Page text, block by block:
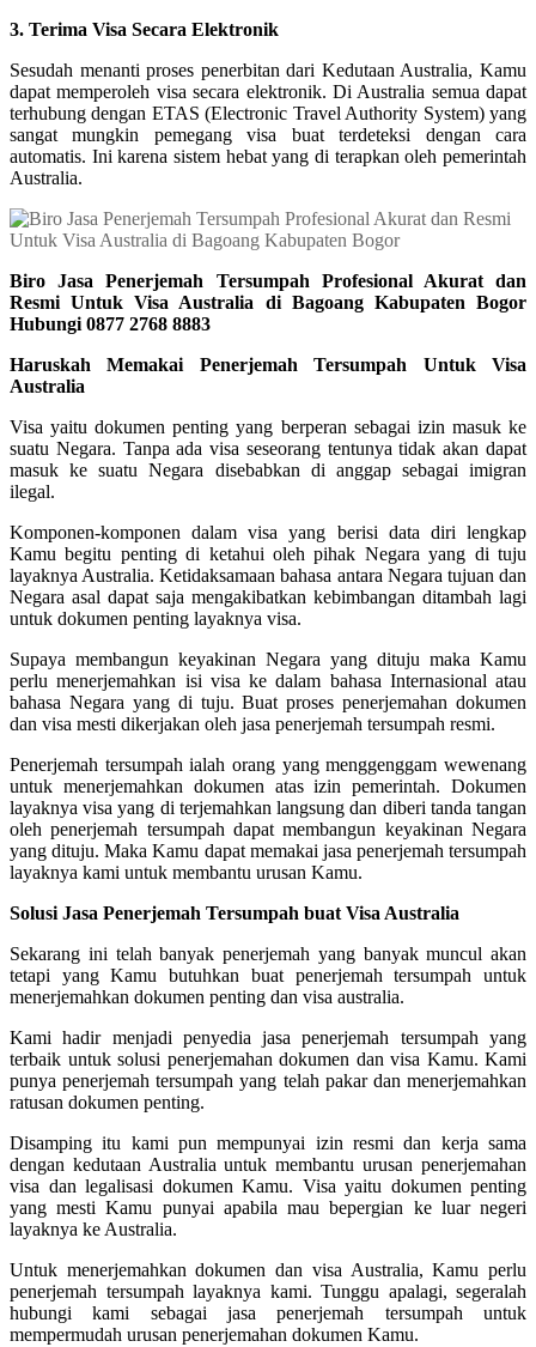
3. Terima Visa Secara Elektronik
Sesudah menanti proses penerbitan dari Kedutaan Australia, Kamu
dapat memperoleh visa secara elektronik. Di Australia semua dapat
terhubung dengan ETAS (Electronic Travel Authority System) yang
sangat mungkin pemegang visa buat terdeteksi dengan cara
automatis. Ini karena sistem hebat yang di terapkan oleh pemerintah
Australia.
Biro Jasa Penerjemah Tersumpah Profesional Akurat dan
Resmi Untuk Visa Australia di Bagoang Kabupaten Bogor
Hubungi 0877 2768 8883
Haruskah Memakai Penerjemah Tersumpah Untuk Visa
Australia
Visa yaitu dokumen penting yang berperan sebagai izin masuk ke
suatu Negara. Tanpa ada visa seseorang tentunya tidak akan dapat
masuk ke suatu Negara disebabkan di anggap sebagai imigran
ilegal.
Komponen-komponen dalam visa yang berisi data diri lengkap
Kamu begitu penting di ketahui oleh pihak Negara yang di tuju
layaknya Australia. Ketidaksamaan bahasa antara Negara tujuan dan
Negara asal dapat saja mengakibatkan kebimbangan ditambah lagi
untuk dokumen penting layaknya visa.
Supaya membangun keyakinan Negara yang dituju maka Kamu
perlu menerjemahkan isi visa ke dalam bahasa Internasional atau
bahasa Negara yang di tuju. Buat proses penerjemahan dokumen
dan visa mesti dikerjakan oleh jasa penerjemah tersumpah resmi.
Penerjemah tersumpah ialah orang yang menggenggam wewenang
untuk menerjemahkan dokumen atas izin pemerintah. Dokumen
layaknya visa yang di terjemahkan langsung dan diberi tanda tangan
oleh penerjemah tersumpah dapat membangun keyakinan Negara
yang dituju. Maka Kamu dapat memakai jasa penerjemah tersumpah
layaknya kami untuk membantu urusan Kamu.
Solusi Jasa Penerjemah Tersumpah buat Visa Australia
Sekarang ini telah banyak penerjemah yang banyak muncul akan
tetapi yang Kamu butuhkan buat penerjemah tersumpah untuk
menerjemahkan dokumen penting dan visa australia.
Kami hadir menjadi penyedia jasa penerjemah tersumpah yang
terbaik untuk solusi penerjemahan dokumen dan visa Kamu. Kami
punya penerjemah tersumpah yang telah pakar dan menerjemahkan
ratusan dokumen penting.
Disamping itu kami pun mempunyai izin resmi dan kerja sama
dengan kedutaan Australia untuk membantu urusan penerjemahan
visa dan legalisasi dokumen Kamu. Visa yaitu dokumen penting
yang mesti Kamu punyai apabila mau bepergian ke luar negeri
layaknya ke Australia.
Untuk menerjemahkan dokumen dan visa Australia, Kamu perlu
penerjemah tersumpah layaknya kami. Tunggu apalagi, segeralah
hubungi kami sebagai jasa penerjemah tersumpah untuk
mempermudah urusan penerjemahan dokumen Kamu.